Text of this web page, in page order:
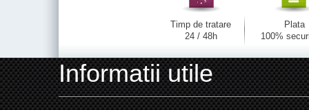
Timp de tratare
24 / 48h
Plata
100%
Informatii utile